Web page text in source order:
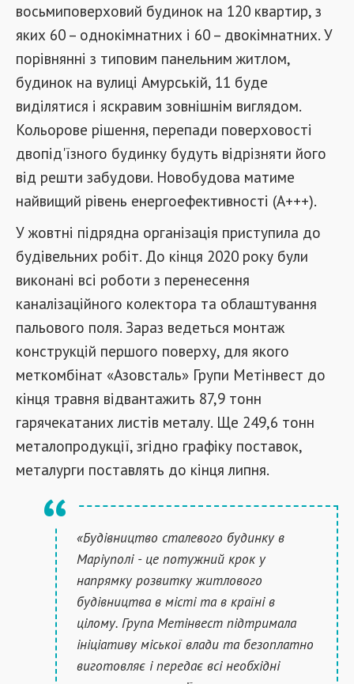
восьмиповерховий будинок на 120 квартир, з
яких 60 – однокімнатних і 60 – двокімнатних. У
порівнянні з типовим панельним житлом,
будинок на вулиці Амурській, 11 буде
виділятися і яскравим зовнішнім виглядом.
Кольорове рішення, перепади поверховості
двопід'їзного будинку будуть відрізняти його
від решти забудови. Новобудова матиме
найвищий рівень енергоефективності (А+++).
У жовтні підрядна організація приступила до
будівельних робіт. До кінця 2020 року були
виконані всі роботи з перенесення
каналізаційного колектора та облаштування
пальового поля. Зараз ведеться монтаж
конструкцій першого поверху, для якого
меткомбінат «Азовсталь» Групи Метінвест до
кінця травня відвантажить 87,9 тонн
гарячекатаних листів металу. Ще 249,6 тонн
металопродукції, згідно графіку поставок,
металурги поставлять до кінця липня.
«Будівництво сталевого будинку в
Маріуполі - це потужний крок у
напрямку розвитку житлового
будівництва в місті та в країні в
цілому. Група Метінвест підтримала
ініціативу міської влади та безоплатно
виготовляє і передає всі необхідні